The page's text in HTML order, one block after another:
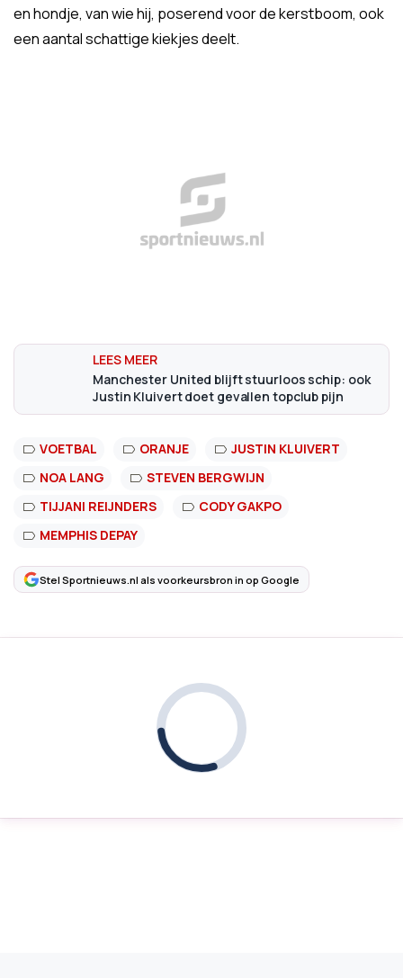
en hondje, van wie hij, poserend voor de kerstboom, ook
een aantal schattige kiekjes deelt.
Manchester United blijft stuurloos schip: ook
Justin Kluivert doet gevallen topclub pijn
VOETBAL ORANJE
JUSTIN KLUIVERT
NOA LANG
STEVEN BERGWIJN
TIJJANI REIJNDERS
CODY GAKPO
MEMPHIS DEPAY
Stel Sportnieuws.nl als voorkeursbron in op Google